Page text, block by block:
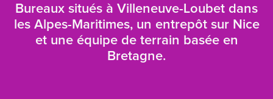
Bureaux situés à Villeneuve-Loubet dans
les Alpes-Maritimes, un entrepôt sur Nice
et une équipe de terrain basée en
Bretagne.